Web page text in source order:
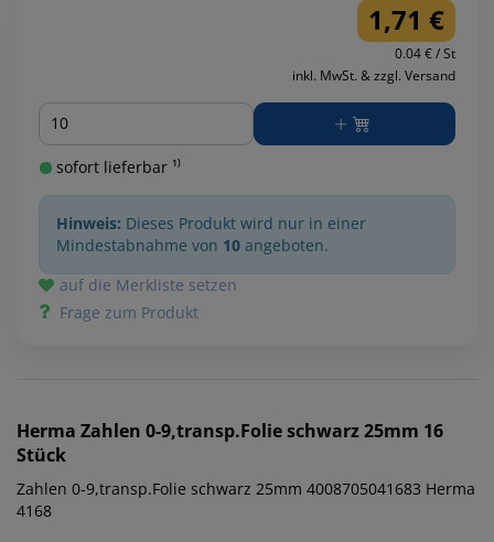
1,71 €
0.04 € / St
inkl. MwSt. & zzgl. Versand
Menge
sofort lieferbar ¹⁾
Hinweis: Dieses Produkt wird nur in einer
Mindestabnahme von 10 angeboten.
auf die Merkliste setzen
Frage zum Produkt
Herma Zahlen 0-9,transp.Folie schwarz 25mm 16
Stück
Zahlen 0-9,transp.Folie schwarz 25mm 4008705041683 Herma
4168